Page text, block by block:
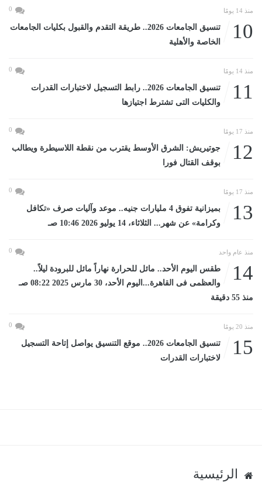
منذ 14 يومًا 0
10
تنسيق الجامعات 2026.. طريقة التقدم والقبول بكليات الجامعات
الخاصة والأهلية
منذ 14 يومًا 0
11
تنسيق الجامعات 2026.. رابط التسجيل لاختبارات القدرات
والكليات التى تشترط اجتيازها
منذ 17 يومًا 0
12
جوتيريش: الشرق الأوسط يقترب من نقطة اللاسيطرة ويطالب
بوقف القتال فورا
منذ 17 يومًا 0
13
بميزانية تفوق 4 مليارات جنيه.. موعد وآليات صرف «تكافل
وكرامة» عن شهر... الثلاثاء، 14 يوليو 2026 10:46 صـ
منذ عام واحد 0
14
طقس اليوم الأحد.. مائل للحرارة نهاراً مائل للبرودة ليلاً..
والعظمى فى القاهرة...اليوم الأحد، 30 مارس 2025 08:22 صـ
منذ 55 دقيقة
منذ 20 يومًا 0
15
تنسيق الجامعات 2026.. موقع التنسيق يواصل إتاحة التسجيل
لاختبارات القدرات
الرئيسية